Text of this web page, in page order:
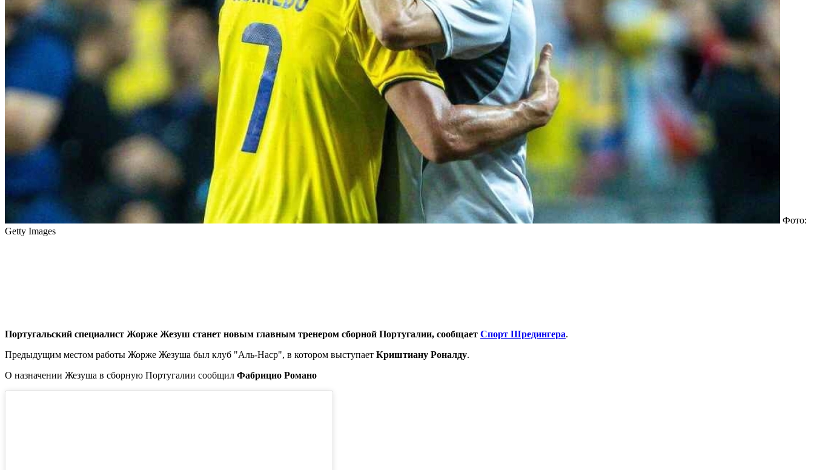
Фото:
Getty Images
Португальский специалист Жорже Жезуш станет новым главным тренером сборной Португалии, сообщает Спорт Шредингера.
Предыдущим местом работы Жорже Жезуша был клуб "Аль-Наср", в котором выступает Криштиану Роналду.
О назначении Жезуша в сборную Португалии сообщил Фабрицио Романо